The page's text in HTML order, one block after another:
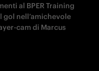
al BPER Training
gol nell’amichevole
cam di Marcus